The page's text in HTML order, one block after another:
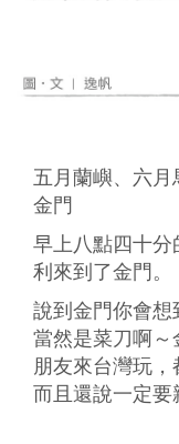
五月蘭嶼、六月
金門
早上八點四十
利來到了金門。
說到金門你會想
當然是菜刀啊～
朋友來台灣玩，
而且還說一定要